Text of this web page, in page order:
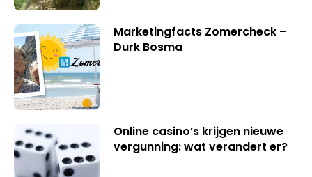
Marketingfacts Zomercheck –
Durk Bosma
Online casino’s krijgen nieuwe
vergunning: wat verandert er?